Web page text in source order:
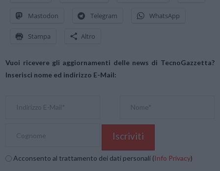
Mastodon Telegram WhatsApp
Stampa Altro
Vuoi ricevere gli aggiornamenti delle news di TecnoGazzetta?
Inserisci nome ed indirizzo E-Mail:
Acconsento al trattamento dei dati personali (Info Privacy)